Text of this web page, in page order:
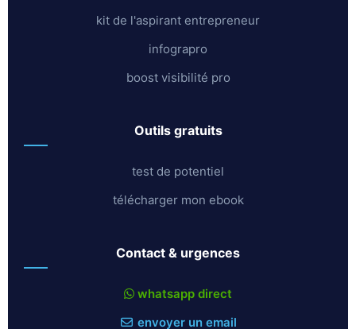
kit de l'aspirant entrepreneur
infograpro
boost visibilité pro
outils gratuits
test de potentiel
télécharger mon ebook
contact & urgences
whatsapp direct
envoyer un email